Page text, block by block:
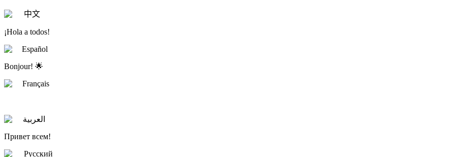
中文
¡Hola a todos!
Español
Bonjour! 🌟
Français
العربية
Привет всем!
Русский